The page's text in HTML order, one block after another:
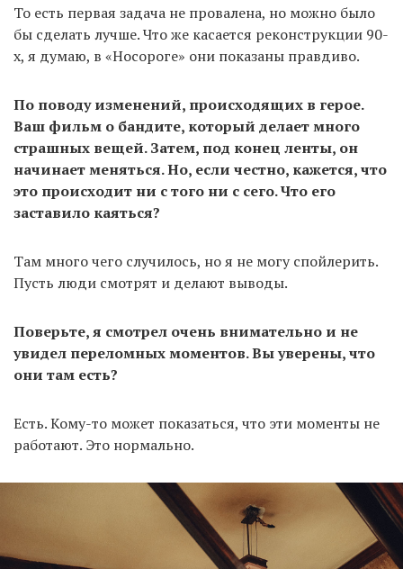
То есть первая задача не провалена, но можно было
бы сделать лучше. Что же касается реконструкции 90-
х, я думаю, в «Носороге» они показаны правдиво.
По поводу изменений, происходящих в герое.
Ваш фильм о бандите, который делает много
страшных вещей. Затем, под конец ленты, он
начинает меняться. Но, если честно, кажется, что
это происходит ни с того ни с сего. Что его
заставило каяться?
Там много чего случилось, но я не могу спойлерить.
Пусть люди смотрят и делают выводы.
Поверьте, я смотрел очень внимательно и не
увидел переломных моментов. Вы уверены, что
они там есть?
Есть. Кому-то может показаться, что эти моменты не
работают. Это нормально.